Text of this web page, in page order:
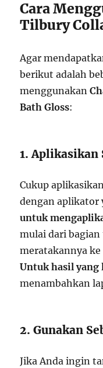
Cara
Tilbury
Agar
berikut adalah
menggunakan
Bath Gloss:
1. Aplikasikan
Cukup
dengan aplikator
untuk
mulai dari
meratakannya
Untuk hasil
menambahkan
2. Gunakan
Jika Anda ingin